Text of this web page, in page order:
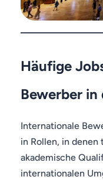
Häufige
Bewerber in
Internationale
in Rollen, in
akademische
internationalen